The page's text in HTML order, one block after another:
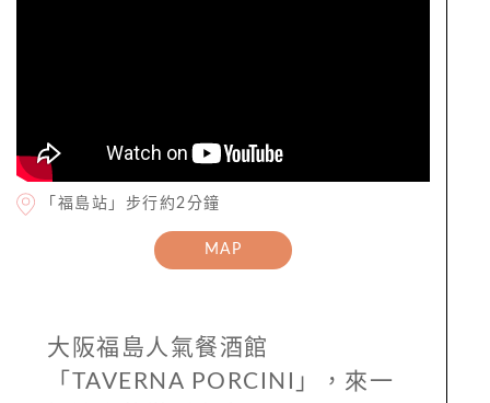
「福島站」步行約2分鐘
MAP
大阪福島人氣餐酒館
「TAVERNA PORCINI」，來一